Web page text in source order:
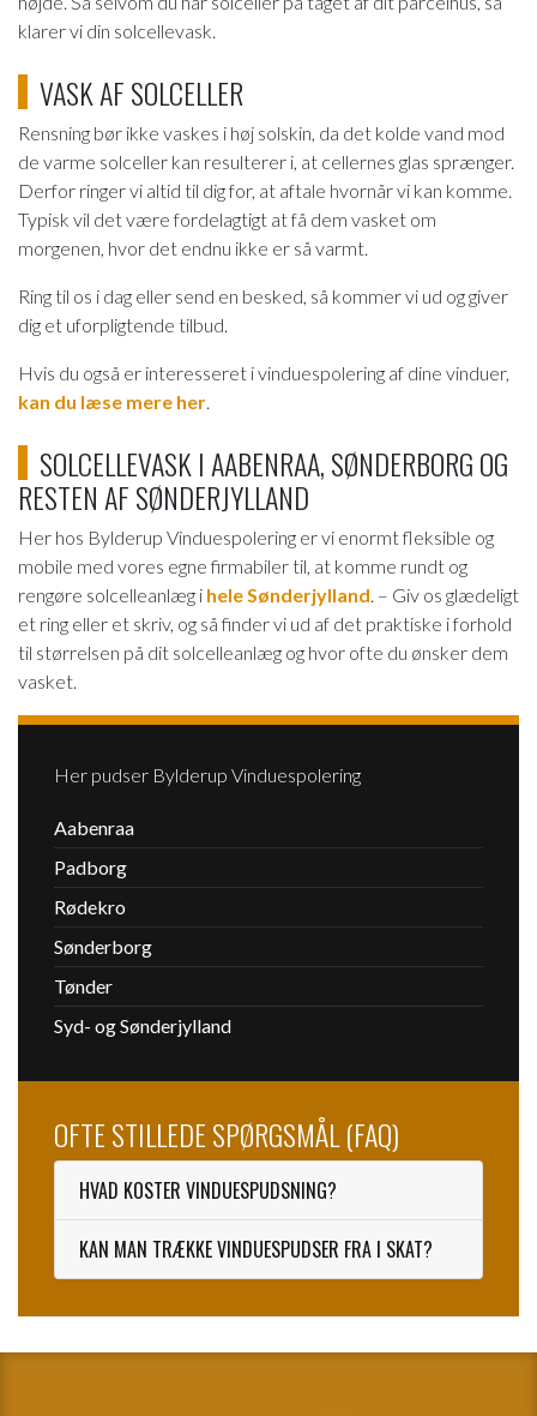
klarer vi din solcellevask.
VASK AF SOLCELLER
Rensning bør ikke vaskes i høj solskin, da det kolde vand mod
de varme solceller kan resulterer i, at cellernes glas sprænger.
Derfor ringer vi altid til dig for, at aftale hvornår vi kan komme.
Typisk vil det være fordelagtigt at få dem vasket om
morgenen, hvor det endnu ikke er så varmt.
Ring til os i dag eller send en besked, så kommer vi ud og giver
dig et uforpligtende tilbud.
Hvis du også er interesseret i vinduespolering af dine vinduer,
kan du læse mere her
SOLCELLEVASK I AABENRAA, SØNDERBORG OG
RESTEN AF SØNDERJYLLAND
Her hos Bylderup Vinduespolering er vi enormt fleksible og
mobile med vores egne firmabiler til, at komme rundt og
rengøre solcelleanlæg i hele Sønderjylland . – Giv os glædeligt
et ring eller et skriv, og så finder vi ud af det praktiske i forhold
til størrelsen på dit solcelleanlæg og hvor ofte du ønsker dem
vasket.
Her pudser Bylderup Vinduespolering
Aabenraa
Padborg
Rødekro
Sønderborg
Tønder
Syd- og Sønderjylland
OFTE STILLEDE SPØRGSMÅL (FAQ)
HVAD KOSTER VINDUESPUDSNING?
KAN MAN TRÆKKE VINDUESPUDSER FRA I SKAT?